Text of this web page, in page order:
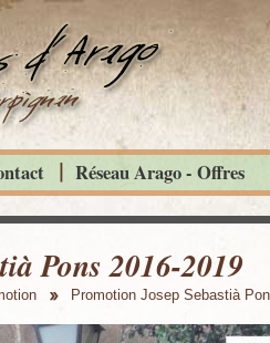
Pons 2016-2019
Promotion Josep Sebastià
Réseau Arago - Offres